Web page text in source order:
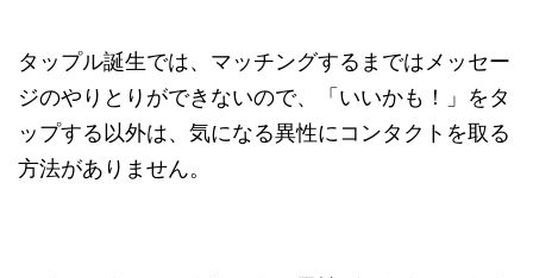
タップル誕生では、マッチングするまではメッセー
ジのやりとりができないので、「いいかも！」をタ
ップする以外は、気になる異性にコンタクトを取る
方法がありません。